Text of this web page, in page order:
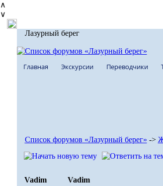
∧
∨
Лазурный берег
Главная Экскурсии Переводчики
Список форумов «Лазурный берег» ->
Vadim Vadim